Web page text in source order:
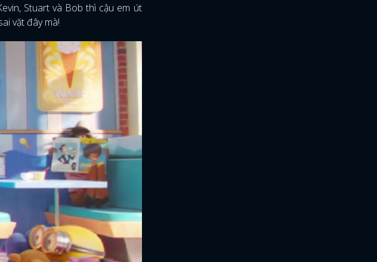
Stuart và Bob thì cậu em út
vặt đây mà!